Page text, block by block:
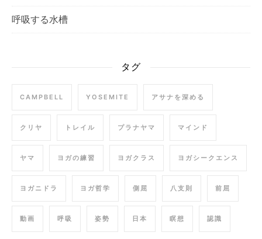
呼吸する水槽
タグ
CAMPBELL YOSEMITE アサナを深める
クリヤ トレイル プラナヤマ マインド
ヤマ ヨガの練習 ヨガクラス ヨガシークエンス
ヨガニドラ ヨガ哲学 側屈 八支則 前屈
動画 呼吸 姿勢 日本 瞑想 認識